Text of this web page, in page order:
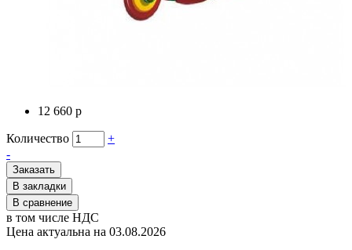
12 660 р
Количество
+
-
Заказать
В закладки
В сравнение
в том числе НДС
Цена актуальна на 03.08.2026